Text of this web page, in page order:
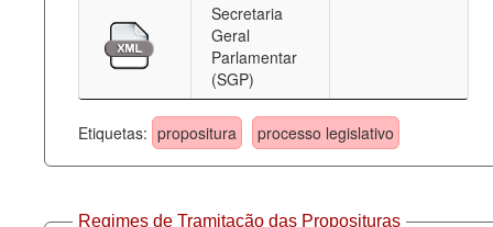
Secretaria
Geral
Parlamentar
(SGP)
Etiquetas: propositura processo legislativo
Regimes de Tramitação das Proposituras